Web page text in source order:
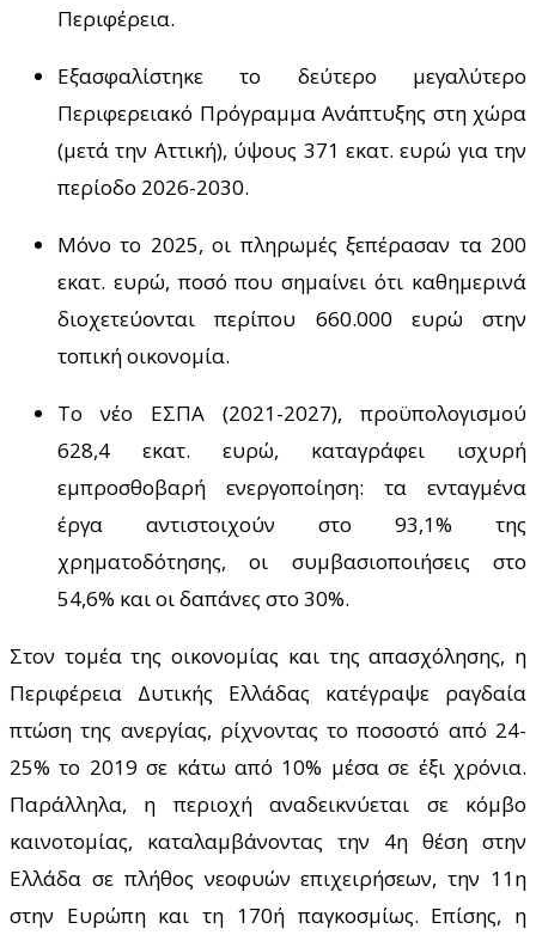
Περιφέρεια.
Εξασφαλίστηκε το δεύτερο μεγαλύτερο
Περιφερειακό Πρόγραμμα Ανάπτυξης στη χώρα
(μετά την Αττική), ύψους 371 εκατ. ευρώ για την
περίοδο 2026-2030.
Μόνο το 2025, οι πληρωμές ξεπέρασαν τα 200
εκατ. ευρώ, ποσό που σημαίνει ότι καθημερινά
διοχετεύονται περίπου 660.000 ευρώ στην
τοπική οικονομία.
Το νέο ΕΣΠΑ (2021-2027), προϋπολογισμού
628,4 εκατ. ευρώ, καταγράφει ισχυρή
εμπροσθοβαρή ενεργοποίηση: τα ενταγμένα
έργα αντιστοιχούν στο 93,1% της
χρηματοδότησης, οι συμβασιοποιήσεις στο
54,6% και οι δαπάνες στο 30%.
Στον τομέα της οικονομίας και της απασχόλησης, η
Περιφέρεια Δυτικής Ελλάδας κατέγραψε ραγδαία
πτώση της ανεργίας, ρίχνοντας το ποσοστό από 24-
25% το 2019 σε κάτω από 10% μέσα σε έξι χρόνια.
Παράλληλα, η περιοχή αναδεικνύεται σε κόμβο
καινοτομίας, καταλαμβάνοντας την 4η θέση στην
Ελλάδα σε πλήθος νεοφυών επιχειρήσεων, την 11η
στην Ευρώπη και τη 170ή παγκοσμίως. Επίσης, η